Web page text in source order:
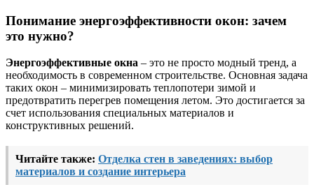
Понимание энергоэффективности окон: зачем
это нужно?
Энергоэффективные окна – это не просто модный тренд, а
необходимость в современном строительстве. Основная задача
таких окон – минимизировать теплопотери зимой и
предотвратить перегрев помещения летом. Это достигается за
счет использования специальных материалов и
конструктивных решений.
Читайте также: Отделка стен в заведениях: выбор
материалов и создание интерьера